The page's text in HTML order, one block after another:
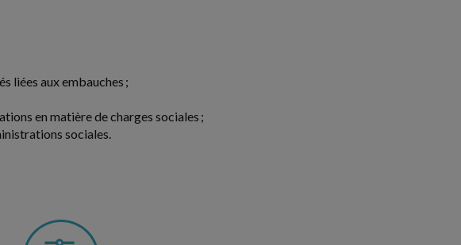
liées aux embauches ;
en matière de charges sociales ;
sociales.